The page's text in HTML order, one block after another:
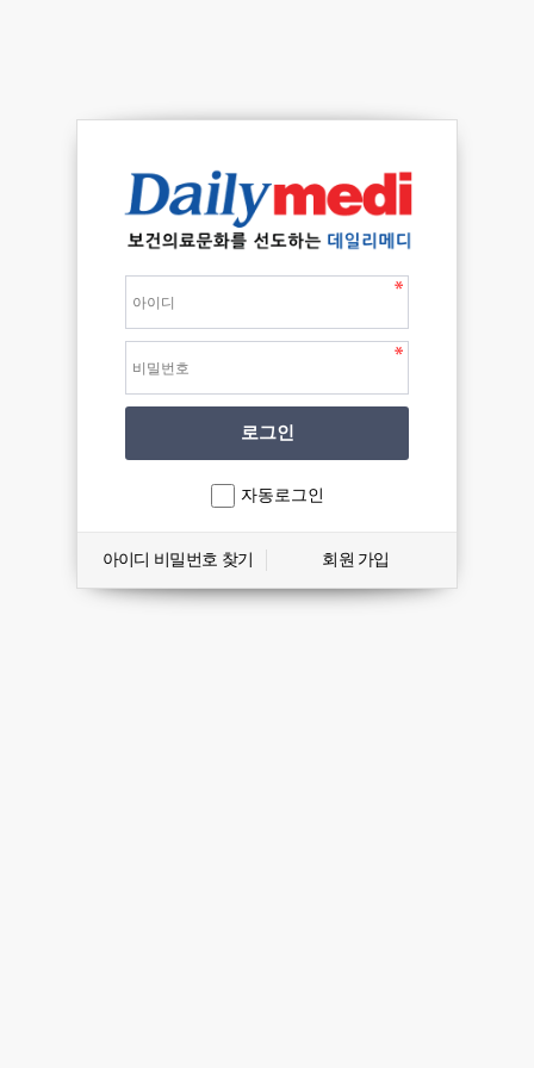
자동로그인
아이디 비밀번호 찾기 회원 가입